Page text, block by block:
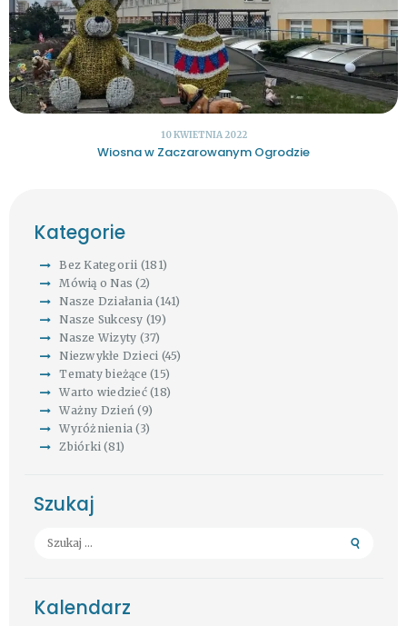
10 KWIETNIA 2022
Wiosna w Zaczarowanym Ogrodzie
Kategorie
Bez Kategorii (181)
Mówią o Nas (2)
Nasze Działania (141)
Nasze Sukcesy (19)
Nasze Wizyty (37)
Niezwykłe Dzieci (45)
Tematy bieżące (15)
Warto wiedzieć(18)
Ważny Dzień (9)
Wyróżnienia (3)
Zbiórki (81)
Szukaj
Szukaj:
Kalendarz